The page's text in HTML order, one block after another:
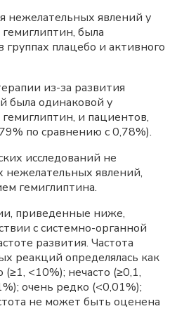
нежелательных явлений у
была
группах плацебо и активного
из-за развития
была одинаковой у
и пациентов,
по сравнению с 0,78%).
исследований не
нежелательных явлений,
гемиглиптина.
приведенные ниже,
с системно-органной
развития. Частота
реакций определялась как
(≥1, <10%); нечасто (≥0,1,
очень редко (<0,01%);
не может быть оценена